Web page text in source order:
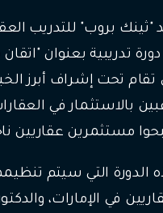
بروب" للتدريب
والتي تقام تحت إشراف
بالاستثمار في
مستثمرين عقاريين
التي سيتم
في الإمارات،